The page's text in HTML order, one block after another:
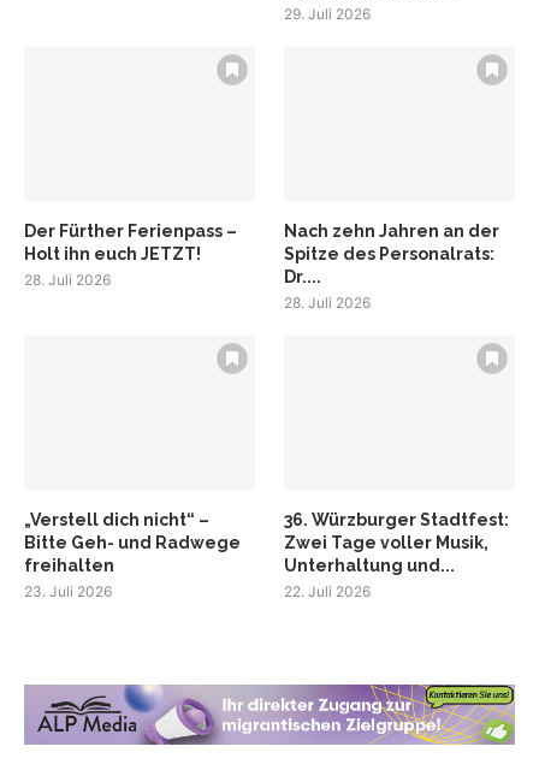
29. Juli 2026
Der Fürther Ferienpass –
Holt ihn euch JETZT!
28. Juli 2026
Nach zehn Jahren an der
Spitze des Personalrats:
Dr....
28. Juli 2026
„Verstell dich nicht“ –
Bitte Geh- und Radwege
freihalten
23. Juli 2026
36. Würzburger Stadtfest:
Zwei Tage voller Musik,
Unterhaltung und...
22. Juli 2026